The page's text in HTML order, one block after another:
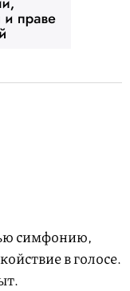
симфонию,
в голосе.